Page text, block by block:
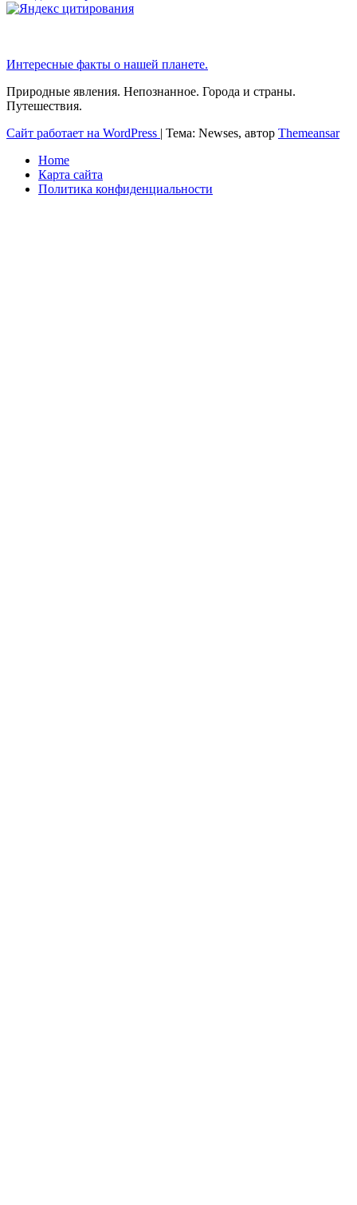
Интересные факты о нашей планете.
Природные явления. Непознанное. Города и страны.
Путешествия.
Сайт работает на WordPress | Тема: Newses, автор Themeansar
Home
Карта сайта
Политика конфиденциальности